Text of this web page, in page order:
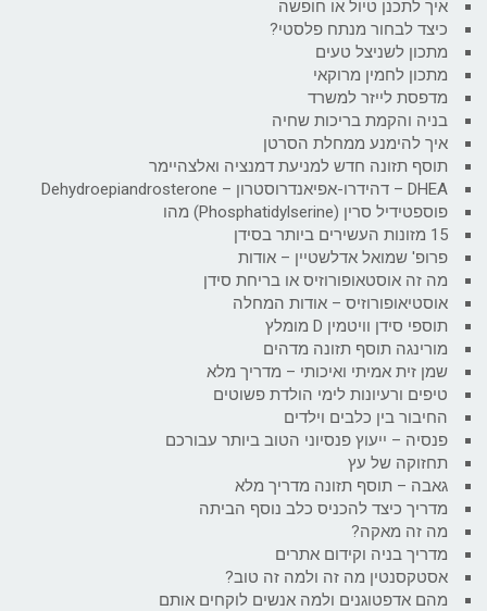
איך לתכנן טיול או חופשה
כיצד לבחור מנתח פלסטי?
מתכון לשניצל טעים
מתכון לחמין מרוקאי
מדפסת לייזר למשרד
בניה והקמת בריכות שחיה
איך להימנע ממחלת הסרטן
תוסף תזונה חדש למניעת דמנציה ואלצהיימר
DHEA – דהידרו-אפיאנדרוסטרון – Dehydroepiandrosterone
פוספטידיל סרין (Phosphatidylserine) מהו
15 מזונות העשירים ביותר בסידן
פרופ' שמואל אדלשטיין – אודות
מה זה אוסטאופורוזיס או בריחת סידן
אוסטיאופורוזיס – אודות המחלה
תוספי סידן וויטמין D מומלץ
מורינגה תוסף תזונה מדהים
שמן זית אמיתי ואיכותי – מדריך מלא
טיפים ורעיונות לימי הולדת פשוטים
החיבור בין כלבים וילדים
פנסיה – ייעוץ פנסיוני הטוב ביותר עבורכם
תחזוקה של עץ
גאבה – תוסף תזונה מדריך מלא
מדריך כיצד להכניס כלב נוסף הביתה
מה זה מאקה?
מדריך בניה וקידום אתרים
אסטקסנטין מה זה ולמה זה טוב?
מהם אדפטוגנים ולמה אנשים לוקחים אותם